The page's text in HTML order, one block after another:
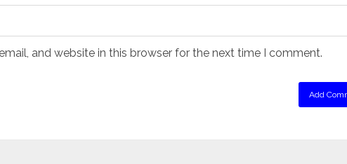
and website in this browser for the next time I comment.